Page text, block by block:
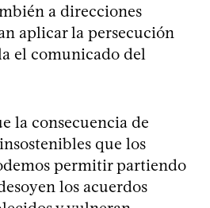
a direcciones
aplicar la persecución
el comunicado del
la consecuencia de
que los
permitir partiendo
los acuerdos